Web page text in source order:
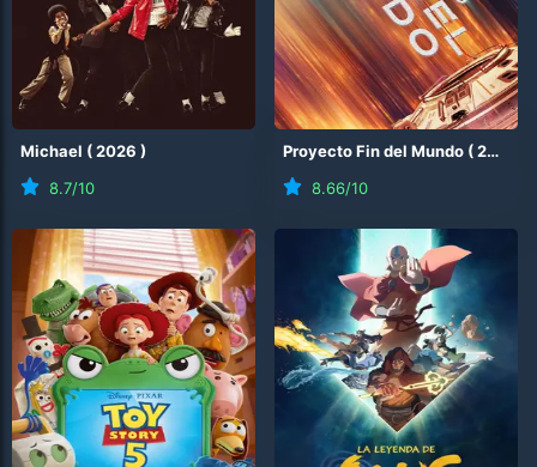
Michael (2026 )
8.7/10
Proyecto Fin del Mundo (2026
8.66/10